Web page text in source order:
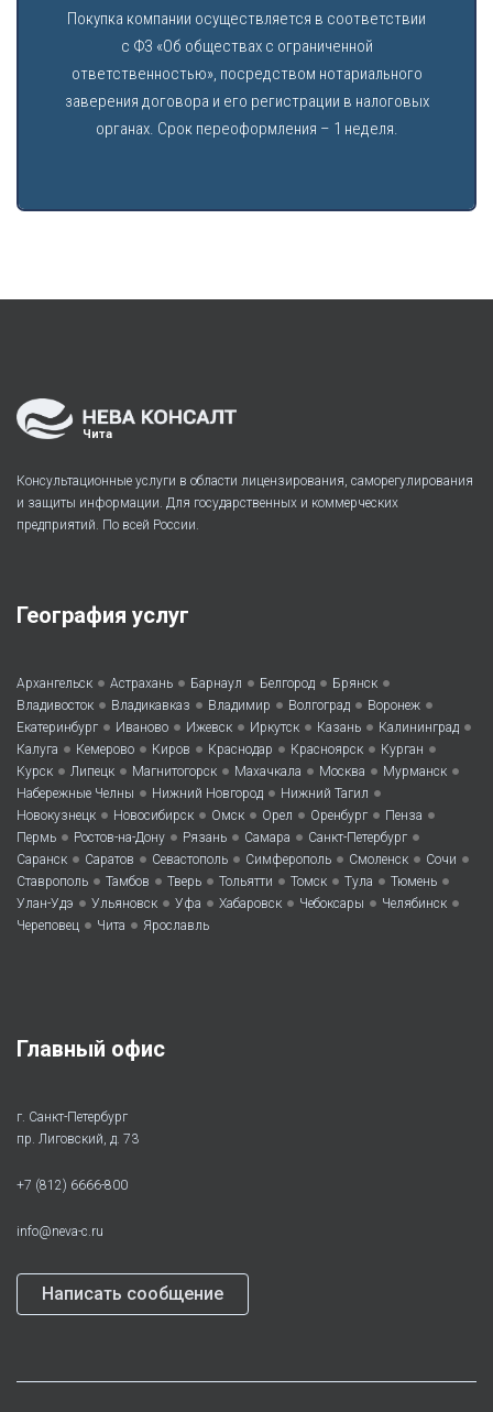
Покупка компании осуществляется в соответствии
с ФЗ «Об обществах с ограниченной
ответственностью», посредством нотариального
заверения договора и его регистрации в налоговых
органах. Срок переоформления – 1 неделя.
Чита
Консультационные услуги в области лицензирования, саморегулирования
и защиты информации. Для государственных и коммерческих
предприятий. По всей России.
География услуг
Архангельск • Астрахань • Барнаул • Белгород • Брянск •
Владивосток • Владикавказ • Владимир • Волгоград • Воронеж •
Екатеринбург • Иваново • Ижевск • Иркутск • Казань • Калининград •
Калуга • Кемерово • Киров • Краснодар • Красноярск • Курган •
Курск • Липецк • Магнитогорск • Махачкала • Москва • Мурманск •
Набережные Челны • Нижний Новгород • Нижний Тагил •
Новокузнецк • Новосибирск • Омск • Орел • Оренбург • Пенза •
Пермь • Ростов-на-Дону • Рязань • Самара • Санкт-Петербург •
Саранск • Саратов • Севастополь • Симферополь • Смоленск • Сочи •
Ставрополь • Тамбов • Тверь • Тольятти • Томск • Тула • Тюмень •
Улан-Удэ • Ульяновск • Уфа • Хабаровск • Чебоксары • Челябинск •
Череповец • Чита • Ярославль
Главный офис
г. Санкт-Петербург
пр. Лиговский, д. 73
+7 (812) 6666-800
info@neva-c.ru
Написать сообщение